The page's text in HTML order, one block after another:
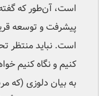
است، آن‌طور که
پیشرفت و توسعه
است. نباید منتظر
کنیم و نگاه کنیم
به بیان دلوزی (که